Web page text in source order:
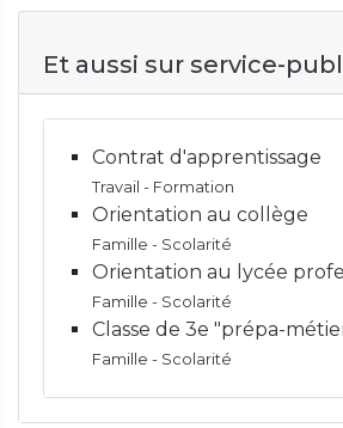
Et aussi sur service-
Contrat d'apprentissage
Travail - Formation
Orientation au collège
Famille - Scolarité
Orientation au lycée
Famille - Scolarité
Classe de 3e "prépa-
Famille - Scolarité